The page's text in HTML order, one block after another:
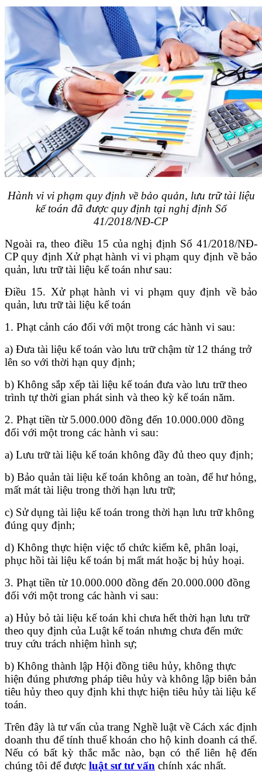
Hành vi vi phạm quy định về bảo quản, lưu trữ tài liệu
kế toán đã được quy định tại nghị định Số
41/2018/NĐ-CP
Ngoài ra, theo điều 15 của nghị định Số 41/2018/NĐ-
CP quy định Xử phạt hành vi vi phạm quy định về bảo
quản, lưu trữ tài liệu kế toán như sau:
Điều 15. Xử phạt hành vi vi phạm quy định về bảo
quản, lưu trữ tài liệu kế toán
1. Phạt cảnh cáo đối với một trong các hành vi sau:
a) Đưa tài liệu kế toán vào lưu trữ chậm từ 12 tháng trở
lên so với thời hạn quy định;
b) Không sắp xếp tài liệu kế toán đưa vào lưu trữ theo
trình tự thời gian phát sinh và theo kỳ kế toán năm.
2. Phạt tiền từ 5.000.000 đồng đến 10.000.000 đồng
đối với một trong các hành vi sau:
a) Lưu trữ tài liệu kế toán không đầy đủ theo quy định;
b) Bảo quản tài liệu kế toán không an toàn, để hư hỏng,
mất mát tài liệu trong thời hạn lưu trữ;
c) Sử dụng tài liệu kế toán trong thời hạn lưu trữ không
đúng quy định;
d) Không thực hiện việc tổ chức kiểm kê, phân loại,
phục hồi tài liệu kế toán bị mất mát hoặc bị hủy hoại.
3. Phạt tiền từ 10.000.000 đồng đến 20.000.000 đồng
đối với một trong các hành vi sau:
a) Hủy bỏ tài liệu kế toán khi chưa hết thời hạn lưu trữ
theo quy định của Luật kế toán nhưng chưa đến mức
truy cứu trách nhiệm hình sự;
b) Không thành lập Hội đồng tiêu hủy, không thực
hiện đúng phương pháp tiêu hủy và không lập biên bản
tiêu hủy theo quy định khi thực hiện tiêu hủy tài liệu kế
toán.
Trên đây là tư vấn của trang Nghề luật về Cách xác định
doanh thu để tính thuế khoán cho hộ kinh doanh cá thể​.
​Nếu có bất kỳ thắc mắc nào, bạn có thể liên hệ đến
chúng tôi để được luật sư tư vấn chính xác nhất.